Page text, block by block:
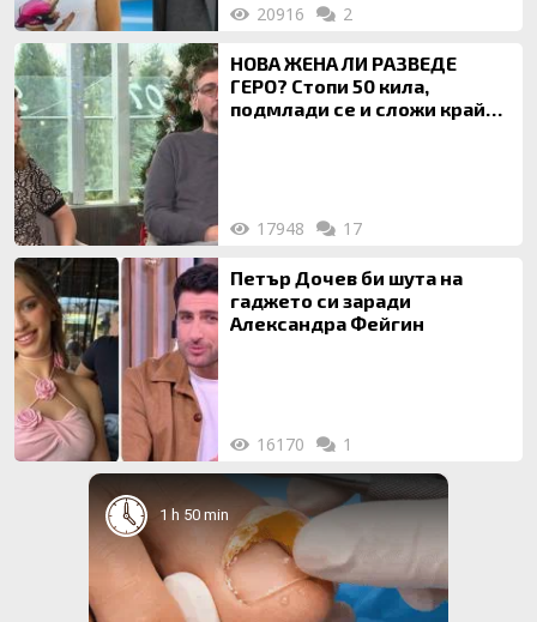
20916 2
НОВА ЖЕНА ЛИ РАЗВЕДЕ
ГЕРО? Стопи 50 кила,
подмлади се и сложи край
17948 17
Петър Дочев би шута на
гаджето си заради
Александра Фейгин
16170 1
1 h 50 min